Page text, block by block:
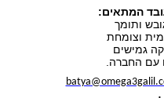
המתאים:
ותומך
וצומחת
גמישים
החברה.